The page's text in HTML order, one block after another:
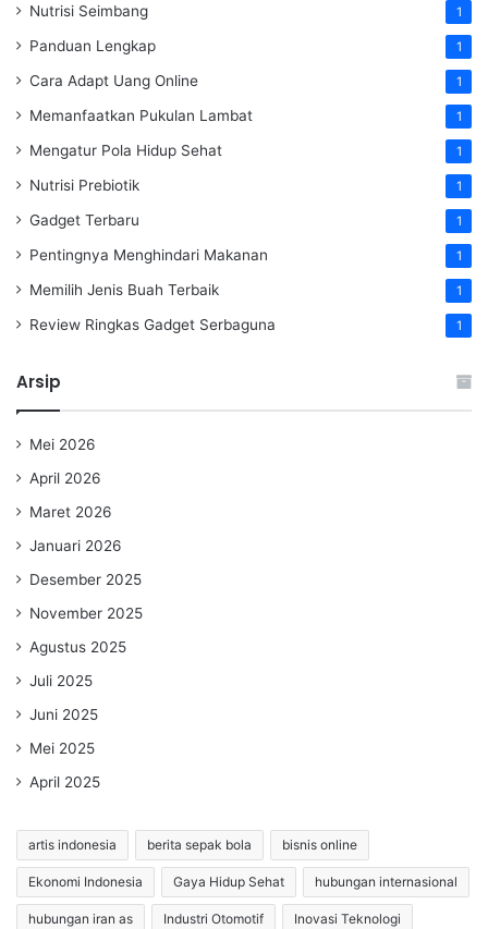
Nutrisi Seimbang 1
Panduan Lengkap 1
Cara Adapt Uang Online 1
Memanfaatkan Pukulan Lambat 1
Mengatur Pola Hidup Sehat 1
Nutrisi Prebiotik 1
Gadget Terbaru 1
Pentingnya Menghindari Makanan 1
Memilih Jenis Buah Terbaik 1
Review Ringkas Gadget Serbaguna 1
Arsip
Mei 2026
April 2026
Maret 2026
Januari 2026
Desember 2025
November 2025
Agustus 2025
Juli 2025
Juni 2025
Mei 2025
April 2025
artis indonesia berita sepak bola bisnis online
Ekonomi Indonesia Gaya Hidup Sehat hubungan internasional
hubungan iran as Industri Otomotif Inovasi Teknologi